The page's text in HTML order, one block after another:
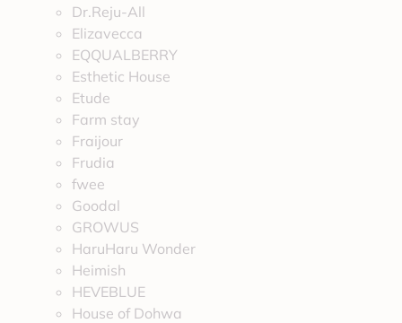
Dr.Reju-All
Elizavecca
EQQUALBERRY
Esthetic House
Etude
Farm stay
Fraijour
Frudia
fwee
Goodal
GROWUS
HaruHaru Wonder
Heimish
HEVEBLUE
House of Dohwa